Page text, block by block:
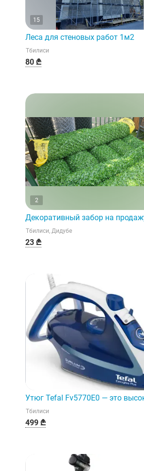
15
Леса для стеновых работ 1м2
Тбилиси
80 ₾
2
Декоративный забор на
Тбилиси, Дидубе
23 ₾
Утюг Tefal Fv5770E0 — это
Тбилиси
499 ₾